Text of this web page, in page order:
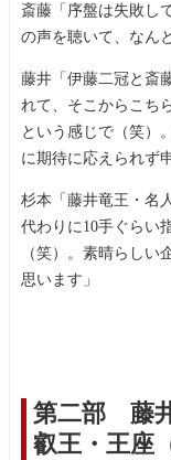
斎藤「序盤は失敗し
の声を聴いて、なん
藤井「伊藤二冠と斎
れて、そこからこち
という感じで（笑）
に期待に応えられず
杉本「藤井竜王・名
代わりに10手ぐらい
（笑）。素晴らしい
思います」
第二部 藤
叡王・王座